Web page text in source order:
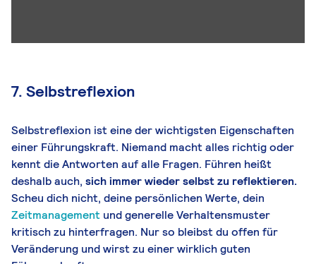
7. Selbstreflexion
Selbstreflexion ist eine der wichtigsten Eigenschaften
einer Führungskraft. Niemand macht alles richtig oder
kennt die Antworten auf alle Fragen. Führen heißt
deshalb auch, sich immer wieder selbst zu reflektieren.
Scheu dich nicht, deine persönlichen Werte, dein
Zeitmanagement und generelle Verhaltensmuster
kritisch zu hinterfragen. Nur so bleibst du offen für
Veränderung und wirst zu einer wirklich guten